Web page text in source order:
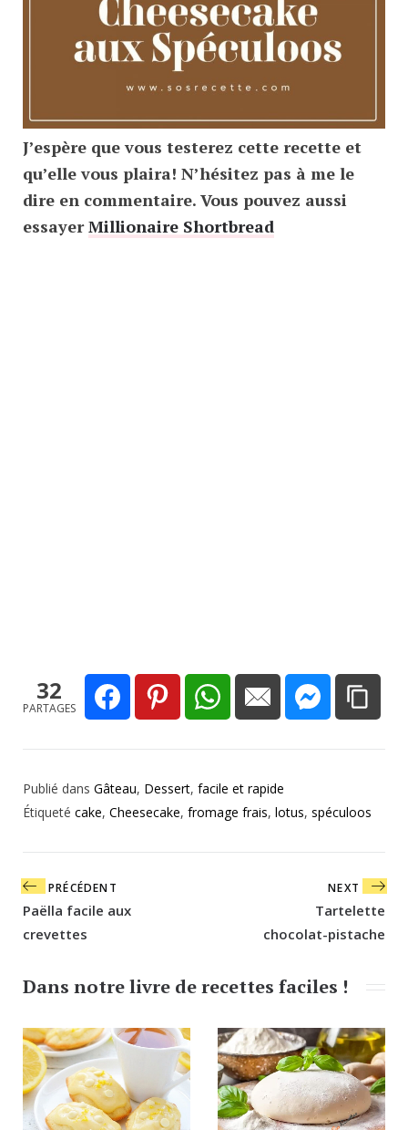
J’espère que vous testerez cette recette et
qu’elle vous plaira! N’hésitez pas à me le
dire en commentaire. Vous pouvez aussi
essayerMillionaire Shortbread
32
PARTAGES
Publié dans Gâteau, Dessert, facile et rapide
Étiqueté cake, Cheesecake, fromage frais, lotus, spéculoos
Navigation
de
l’article
PRÉCÉDENT
Paëlla facile aux
crevettes
NEXT
Tartelette
chocolat-pistache
Dans notre livre de recettes faciles !